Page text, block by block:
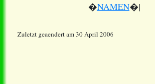
�NAMEN�|
Zuletzt geaendert am 30 April 2006